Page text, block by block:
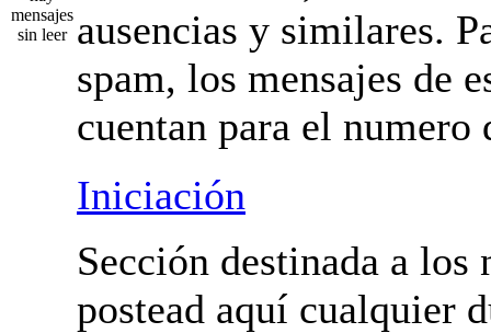
ausencias y similares.
spam, los mensajes de
cuentan para el numero
mensajes.
Iniciación
Sección destinada a los